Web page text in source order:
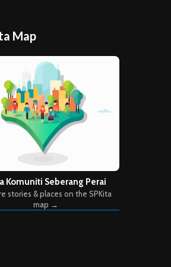
Map
Komuniti Seberang Perai
stories & places on the SPKita
map →